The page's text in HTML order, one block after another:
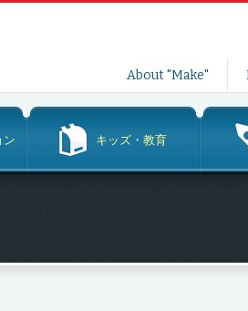
テ
ツ
へ
About "Make"
ン キッズ・教育